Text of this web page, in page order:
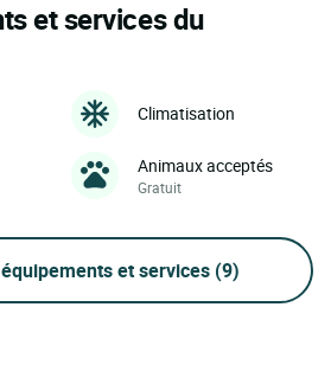
et services du
Climatisation
Animaux acceptés
Gratuit
et services (9)